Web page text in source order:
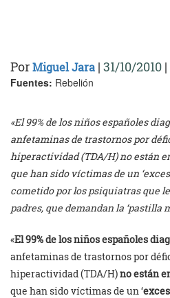
PorMiguel Jara | 31/10/2010 |
Fuentes: Rebelión
«El 99% de los niños españoles
anfetaminas de trastornos por
hiperactividad (TDA/H) no están
que han sido víctimas de un
cometido por los psiquiatras que
padres, que demandan la ‘pastilla
«El 99% de los niños españoles
anfetaminas de trastornos por
hiperactividad (TDA/H)no están
que han sido víctimas de un ‘